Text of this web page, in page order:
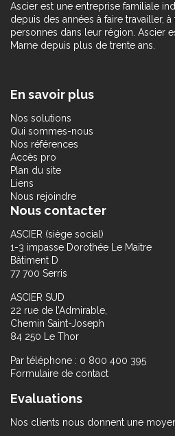
Ascier est une entreprise familiale
depuis des années à faire travailler,
personnes dans leur région. Ascier
Marne depuis plus de trente ans.
En savoir plus
Nos solutions
Qui sommes-nous
Nos références
Accès pro
Plan du site
Liens
Nous rejoindre
Nous contacter
ASCIER (siège social)
1-3 impasse Dorothée Le Maitre
Bâtiment D
77 700 Serris
ASCIER SUD
22 rue de l’Admirable,
Chemin Saint-Joseph
84 250 Le Thor
Par téléphone : 0 800 400 395
Formulaire de contact
Evaluations
Nos clients nous donnent une